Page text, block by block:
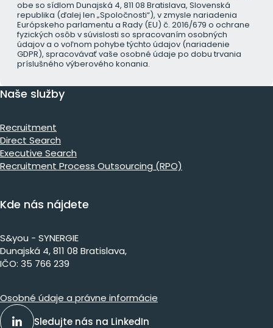
obe so sídlom Dunajská 4, 811 08 Bratislava, Slovenská
republika (ďalej len „Spoločnosti“), v zmysle nariadenia
Európskeho parlamentu a Rady (EU) č. 2016/679 o ochrane
fyzických osôb v súvislosti so spracovaním osobných
údajov a o voľnom pohybe týchto údajov (nariadenie
GDPR), spracovávať vaše osobné údaje po dobu trvania
príslušného výberového konania.
Naše služby
Recruitment
Direct Search
Executive Search
Recruitment Process Outsourcing (RPO)
Kde nás nájdete
S&you - SYNERGIE
Dunajs​ká 4, 811 08 Bratislava,​​​​
IČO: 35 766 239
Osobné údaje a právne informácie
Sledujte nás na LinkedIn